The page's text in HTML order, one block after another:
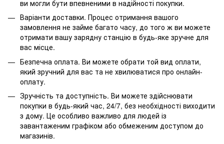
ви могли бути впевненими в надійності покупки.
Варіанти доставки. Процес отримання вашого
замовлення не займе багато часу, до того ж ви можете
отримати вашу зарядну станцію в будь-яке зручне для
вас місце.
Безпечна оплата. Ви можете обрати той вид оплати,
який зручний для вас та не хвилюватися про онлайн-
оплату.
Зручність та доступність. Ви можете здійснювати
покупки в будь-який час, 24/7, без необхідності виходити
з дому. Це особливо важливо для людей із
завантаженим графіком або обмеженим доступом до
магазинів.